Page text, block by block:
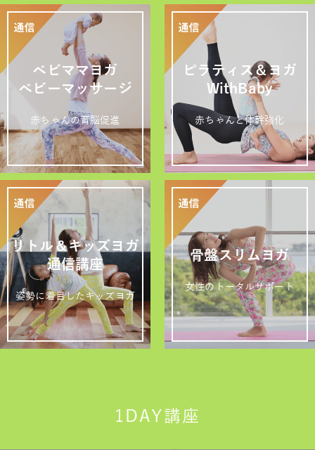
ベビママヨガ
ベビーマッサージ
赤ちゃんの育脳促進
ピラティス＆ヨガ
WithBaby
赤ちゃんと体幹強化
リトル＆キッズヨガ
通信講座
姿勢に着目したキッズヨガ
骨盤スリムヨガ
女性のトータルサポート
1DAY講座